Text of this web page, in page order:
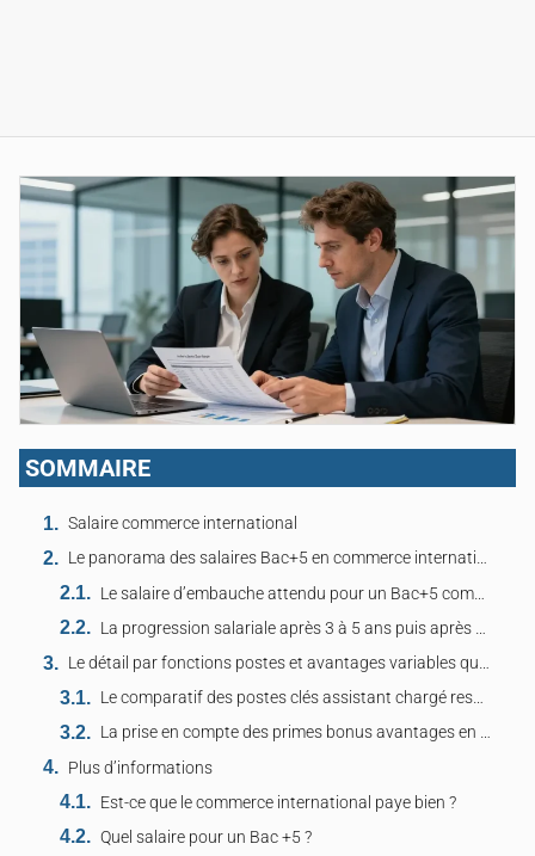
SOMMAIRE
Salaire commerce international
Le panorama des salaires Bac+5 en commerce international selon poste expérience et lieu
Le salaire d’embauche attendu pour un Bac+5 commerce international en sortie d’école en 2026
La progression salariale après 3 à 5 ans puis après 10 ans selon secteur taille d’entreprise
Le détail par fonctions postes et avantages variables qui influencent le niveau de salaire Bac+5
Le comparatif des postes clés assistant chargé responsable avec fourchettes et exemples concrets
La prise en compte des primes bonus avantages en nature impactant le brut et le net
Plus d’informations
Est-ce que le commerce international paye bien ?
Quel salaire pour un Bac +5 ?